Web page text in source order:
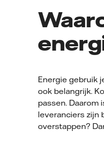
Energie gebruik
ook belangrijk.
passen. Daarom
leveranciers zijn
overstappen?